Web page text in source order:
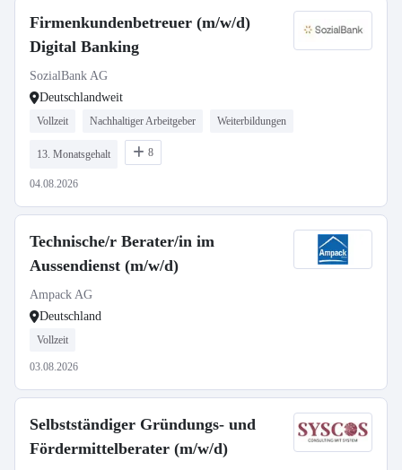
Firmenkundenbetreuer (m/w/d)
Digital Banking
SozialBank AG
Deutschlandweit
Vollzeit Nachhaltiger Arbeitgeber Weiterbildungen
13. Monatsgehalt 8
04.08.2026
Technische/r Berater/in im
Aussendienst (m/w/d)
Ampack AG
Deutschland
Vollzeit
03.08.2026
Selbstständiger Gründungs- und
Fördermittelberater (m/w/d)